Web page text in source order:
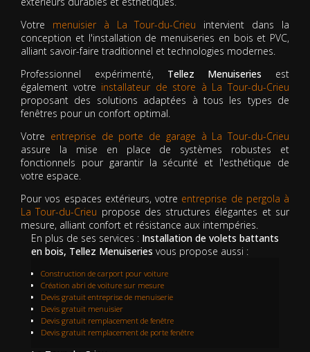
Votre menuisier à La Tour-du-Crieu intervient dans la
conception et l'installation de menuiseries en bois et PVC,
alliant savoir-faire traditionnel et technologies modernes.
Professionnel expérimenté, Tellez Menuiseries est
également votre installateur de store à La Tour-du-Crieu
proposant des solutions adaptées à tous les types de
fenêtres pour un confort optimal.
Votre entreprise de porte de garage à La Tour-du-Crieu
assure la mise en place de systèmes robustes et
fonctionnels pour garantir la sécurité et l'esthétique de
votre espace.
Pour vos espaces extérieurs, votre entreprise de pergola à
La Tour-du-Crieu propose des structures élégantes et sur
mesure, alliant confort et résistance aux intempéries.
En plus de ses services : Installation de volets battants
en bois, Tellez Menuiseries vous propose aussi :
Construction de carport pour voiture
Création abri de voiture sur mesure
Devis gratuit entreprise de menuiserie
Devis gratuit menuisier
Devis gratuit remplacement de fenêtre
Devis gratuit remplacement de porte fenêtre